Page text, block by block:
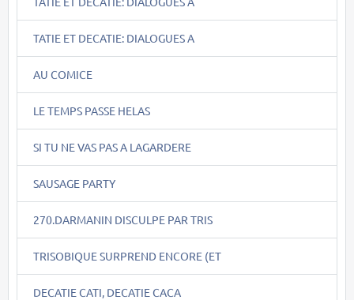
TATIE ET DECATIE: DIALOGUES A
AU COMICE
LE TEMPS PASSE HELAS
SI TU NE VAS PAS A LAGARDERE
SAUSAGE PARTY
270.DARMANIN DISCULPE PAR TRIS
TRISOBIQUE SURPREND ENCORE (ET
DECATIE CATI, DECATIE CACA